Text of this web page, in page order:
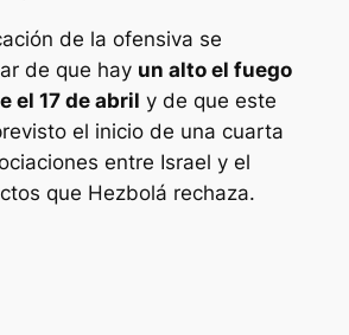
de la ofensiva se
de que hay un alto el fuego
el 17 de abril y de que este
el inicio de una cuarta
entre Israel y el
que Hezbolá rechaza.